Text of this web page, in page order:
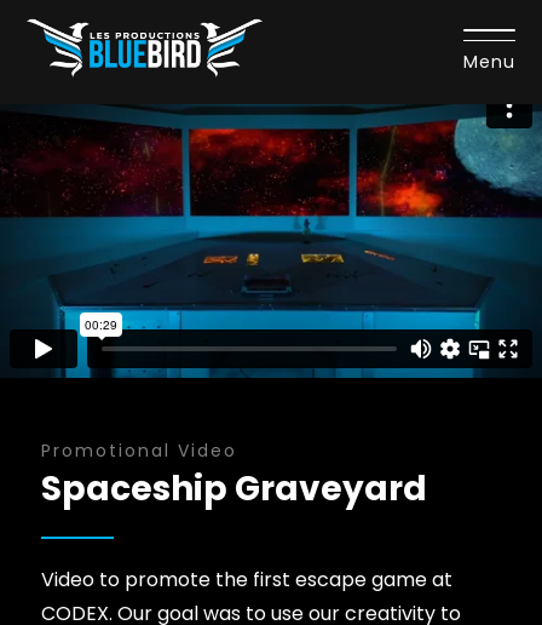
Menu
Promotional Video
Spaceship Graveyard
Video to promote the first escape game at
CODEX. Our goal was to use our creativity to